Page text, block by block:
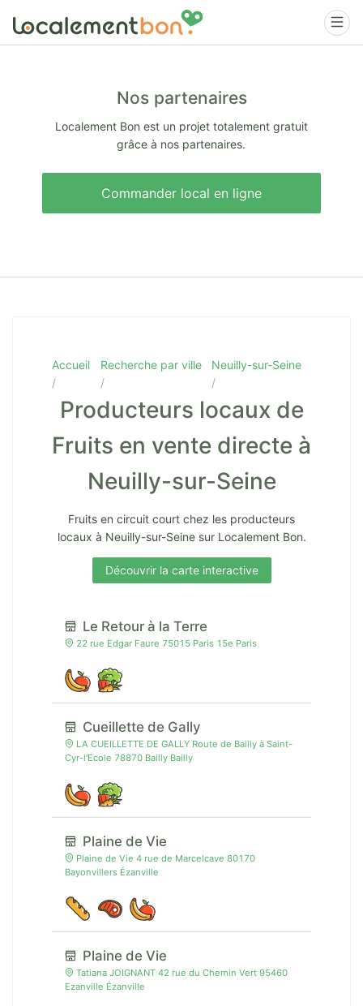
Nos partenaires
Localement Bon est un projet totalement gratuit
grâce à nos partenaires.
Commander local en ligne
Accueil Recherche par ville Neuilly-sur-Seine
Producteurs locaux de
Fruits en vente directe à
Neuilly-sur-Seine
Fruits en circuit court chez les producteurs
locaux à Neuilly-sur-Seine sur Localement Bon.
Découvrir la carte interactive
Le Retour à la Terre
22 rue Edgar Faure 75015 Paris 15e Paris
Cueillette de Gally
LA CUEILLETTE DE GALLY Route de Bailly à Saint-
Cyr-l'Ecole 78870 Bailly Bailly
Plaine de Vie
Plaine de Vie 4 rue de Marcelcave 80170
Bayonvillers Ézanville
Plaine de Vie
Tatiana JOIGNANT 42 rue du Chemin Vert 95460
Ezanville Ézanville